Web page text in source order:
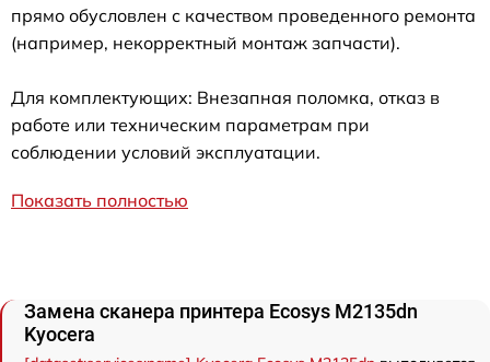
прямо обусловлен с качеством проведенного ремонта
(например, некорректный монтаж запчасти).
Для комплектующих: Внезапная поломка, отказ в
работе или техническим параметрам при
соблюдении условий эксплуатации.
Показать полностью
Замена сканера принтера Ecosys M2135dn
Kyocera